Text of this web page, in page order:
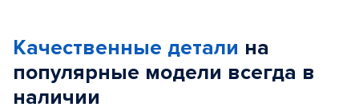
Качественные детали на
популярные модели всегда в
наличии